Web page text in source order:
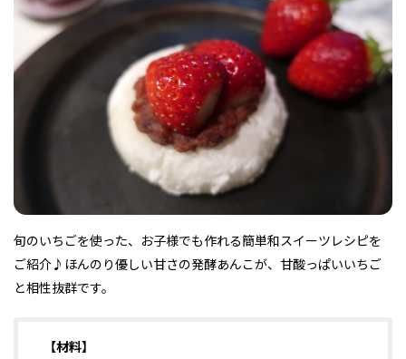
お酒 洋食 中華
わんぱく
デート・友達と ひとりで アウトドア
体験
レジャー・スポー
美容アイテム エイジングケア メンズ
鍼灸・整体・リラ
スポーツ・アウト
ドア
ギフト・お土産 キッズ
保険 病院・クリニック ペット
プ 塾
リフォーム・リノ
ベーション
自治体インフォ その他
旬のいちごを使った、お子様でも作れる簡単和スイーツレシピを
ご紹介♪ほんのり優しい甘さの発酵あんこが、甘酸っぱいいちご
と相性抜群です。
【材料】